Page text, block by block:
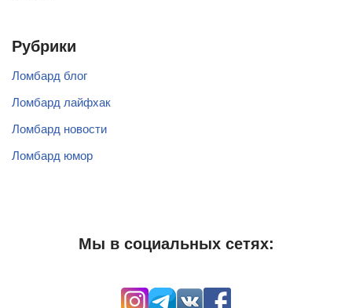
Рубрики
Ломбард блог
Ломбард лайфхак
Ломбард новости
Ломбард юмор
Мы в социальных сетях: